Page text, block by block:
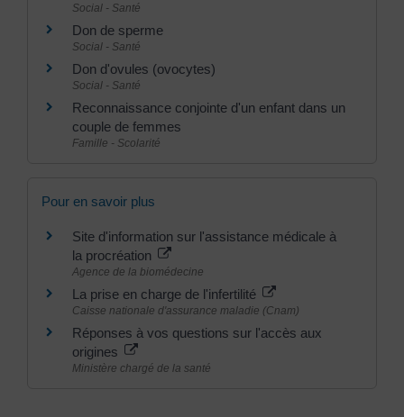
Social - Santé
Don de sperme
Social - Santé
Don d'ovules (ovocytes)
Social - Santé
Reconnaissance conjointe d'un enfant dans un
couple de femmes
Famille - Scolarité
Pour en savoir plus
Site d'information sur l'assistance médicale à
la procréation
Agence de la biomédecine
La prise en charge de l'infertilité
Caisse nationale d'assurance maladie (Cnam)
Réponses à vos questions sur l'accès aux
origines
Ministère chargé de la santé